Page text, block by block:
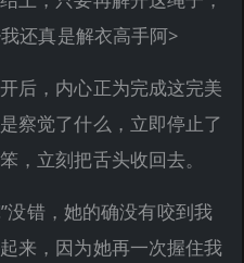
还真是解衣高手阿>
后，内心正为完成这完美
察觉了什么，立即停止了
，立刻把舌头收回去。
没错，她的确没有咬到我
来，因为她再一次握住我